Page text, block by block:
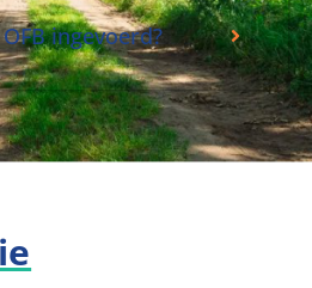
ingevoerd?